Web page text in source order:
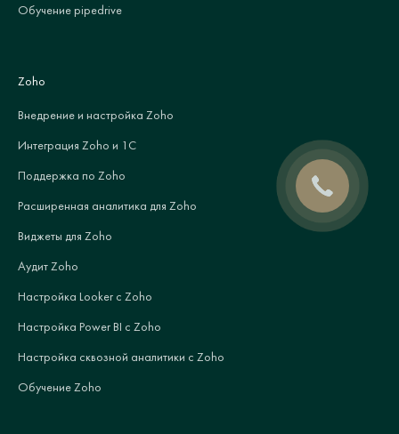
Обучение pipedrive
Zoho
Внедрение и настройка Zoho
Интеграция Zoho и 1С
Поддержка по Zoho
Расширенная аналитика для Zoho
Виджеты для Zoho
Аудит Zoho
Настройка Looker с Zoho
Настройка Power BI с Zoho
Настройка сквозной аналитики с Zoho
Обучение Zoho